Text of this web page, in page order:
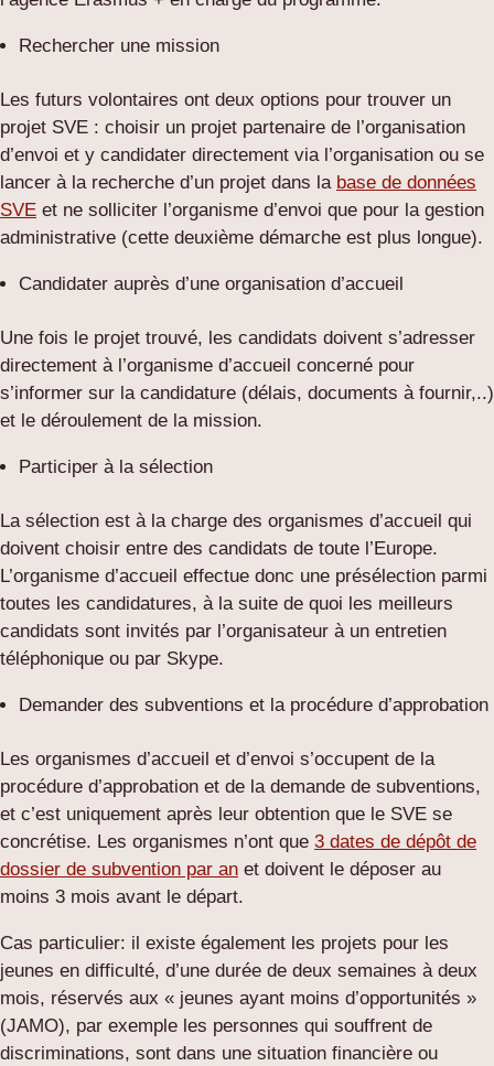
Rechercher une mission
Les futurs volontaires ont deux options pour trouver un
projet SVE : choisir un projet partenaire de l’organisation
d’envoi et y candidater directement via l’organisation ou se
lancer à la recherche d’un projet dans la base de données
SVE et ne solliciter l’organisme d’envoi que pour la gestion
administrative (cette deuxième démarche est plus longue).
Candidater auprès d’une organisation d’accueil
Une fois le projet trouvé, les candidats doivent s’adresser
directement à l’organisme d’accueil concerné pour
s’informer sur la candidature (délais, documents à fournir,..)
et le déroulement de la mission.
Participer à la sélection
La sélection est à la charge des organismes d’accueil qui
doivent choisir entre des candidats de toute l’Europe.
L’organisme d’accueil effectue donc une présélection parmi
toutes les candidatures, à la suite de quoi les meilleurs
candidats sont invités par l’organisateur à un entretien
téléphonique ou par Skype.
Demander des subventions et la procédure d’approbation
Les organismes d’accueil et d’envoi s’occupent de la
procédure d’approbation et de la demande de subventions,
et c’est uniquement après leur obtention que le SVE se
concrétise. Les organismes n’ont que 3 dates de dépôt de
dossier de subvention par an et doivent le déposer au
moins 3 mois avant le départ.
Cas particulier: il existe également les projets pour les
jeunes en difficulté, d’une durée de deux semaines à deux
mois, réservés aux « jeunes ayant moins d’opportunités »
(JAMO), par exemple les personnes qui souffrent de
discriminations, sont dans une situation financière ou